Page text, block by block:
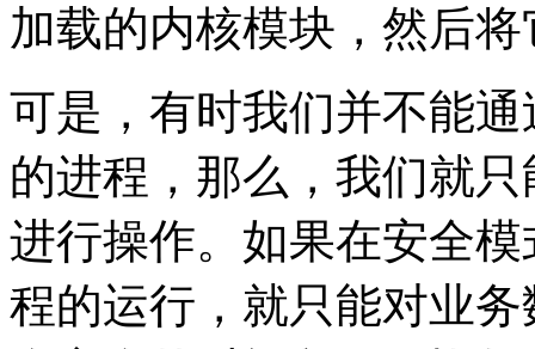
加载的内核模块，然后
可是，有时我们并不能
的进程，那么，我们就
进行操作。如果在安全
程的运行，就只能对业